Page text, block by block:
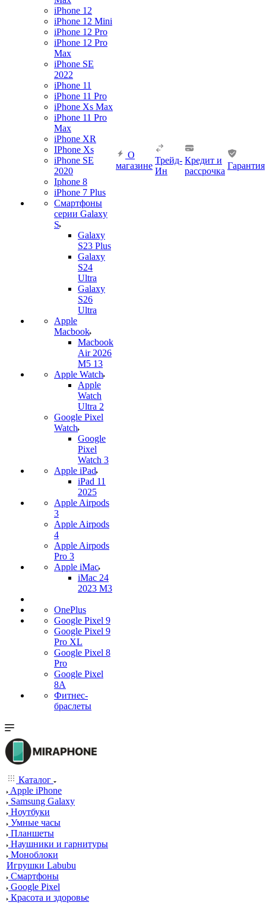
iPhone 12
iPhone 12 Mini
iPhone 12 Pro
iPhone 12 Pro
Max
iPhone SE
2022
iPhone 11
iPhone 11 Pro
iPhone Xs Max
iPhone 11 Pro
Max
iPhone XR
IPhone Xs
iPhone SE
2020
Iphone 8
iPhone 7 Plus
Смартфоны
серии Galaxy
S
Galaxy
S23 Plus
Galaxy
S24
Ultra
Galaxy
S26
Ultra
Apple
Macbook
Macbook
Air 2026
M5 13
Apple Watch
Apple
Watch
Ultra 2
Google Pixel
Watch
Google
Pixel
Watch 3
Apple iPad
iPad 11
2025
Apple Airpods
3
Apple Airpods
4
Apple Airpods
Pro 3
Apple iMac
iMac 24
2023 M3
OnePlus
Google Pixel 9
Google Pixel 9
Pro XL
Google Pixel 8
Pro
Google Pixel
8A
Фитнес-
браслеты
О
магазине
Трейд-
Ин
Кредит и
рассрочка
Гарантия
Каталог
Apple iPhone
Samsung Galaxy
Ноутбуки
Умные часы
Планшеты
Наушники и гарнитуры
Моноблоки
Игрушки Labubu
Смартфоны
Google Pixel
Красота и здоровье